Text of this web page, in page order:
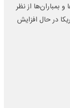
بمباران‌ها از نظر
در حال افزایش